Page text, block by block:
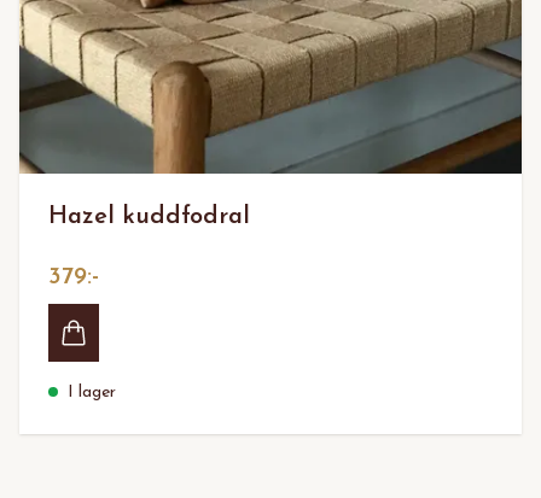
Hazel kuddfodral
379:-
I lager